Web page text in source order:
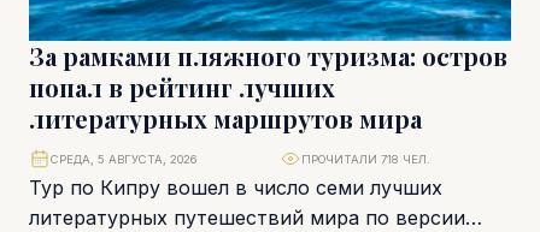
За рамками пляжного туризма: остров
попал в рейтинг лучших
литературных маршрутов мира
Тур по Кипру вошел в число семи лучших
литературных путешествий мира по версии
СРЕДА, 5 АВГУСТА, 2026 ПРОЧИТАЛИ 718 ЧЕЛ.